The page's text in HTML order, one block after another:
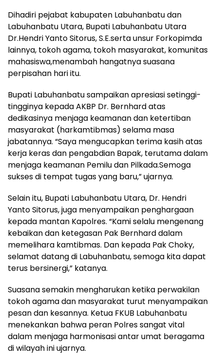
Dihadiri pejabat kabupaten Labuhanbatu dan
Labuhanbatu Utara, Bupati Labuhanbatu Utara
Dr.Hendri Yanto Sitorus, S.E.serta unsur Forkopimda
lainnya, tokoh agama, tokoh masyarakat, komunitas
mahasiswa,menambah hangatnya suasana
perpisahan hari itu.
Bupati Labuhanbatu sampaikan apresiasi setinggi-
tingginya kepada AKBP Dr. Bernhard atas
dedikasinya menjaga keamanan dan ketertiban
masyarakat (harkamtibmas) selama masa
jabatannya. “Saya mengucapkan terima kasih atas
kerja keras dan pengabdian Bapak, terutama dalam
menjaga keamanan Pemilu dan Pilkada.Semoga
sukses di tempat tugas yang baru,” ujarnya.
Selain itu, Bupati Labuhanbatu Utara, Dr. Hendri
Yanto Sitorus, juga menyampaikan penghargaan
kepada mantan Kapolres. “Kami selalu mengenang
kebaikan dan ketegasan Pak Bernhard dalam
memelihara kamtibmas. Dan kepada Pak Choky,
selamat datang di Labuhanbatu, semoga kita dapat
terus bersinergi,” katanya.
Suasana semakin mengharukan ketika perwakilan
tokoh agama dan masyarakat turut menyampaikan
pesan dan kesannya. Ketua FKUB Labuhanbatu
menekankan bahwa peran Polres sangat vital
dalam menjaga harmonisasi antar umat beragama
di wilayah ini ujarnya.